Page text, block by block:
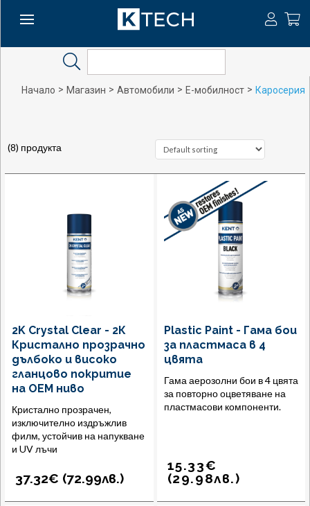
Начало > Магазин > Автомобили > E-мобилност > Каросерия
(8) продукта
2K Crystal Clear - 2К
Кристално прозрачно
дълбоко и високо
гланцово покритие
на ОЕМ ниво
Кристално прозрачен,
изключително издръжлив
филм, устойчив на напукване
и UV лъчи
37.32€ (72.99лв.)
Plastic Paint - Гама бои
за пластмаса в 4
цвята
Гама аерозолни бои в 4 цвята
за повторно оцветяване на
пластмасови компоненти.
15.33€
(29.98лв.)